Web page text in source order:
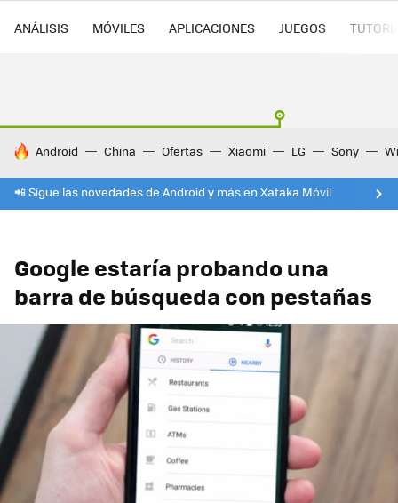
ANÁLISIS MÓVILES APLICACIONES JUEGOS
HOY SE HABLA DE
Android China Ofertas Xiaomi LG Sony
📲 Sigue las novedades de Android y más en Xataka Móvil
Google estaría probando una
barra de búsqueda con pestañas